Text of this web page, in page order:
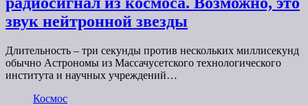
звук нейтронной звезды
Длительность – три секунды против нескольких миллисекунд
обычно Астрономы из Массачусетского технологического
института и научных учреждений…
Космос